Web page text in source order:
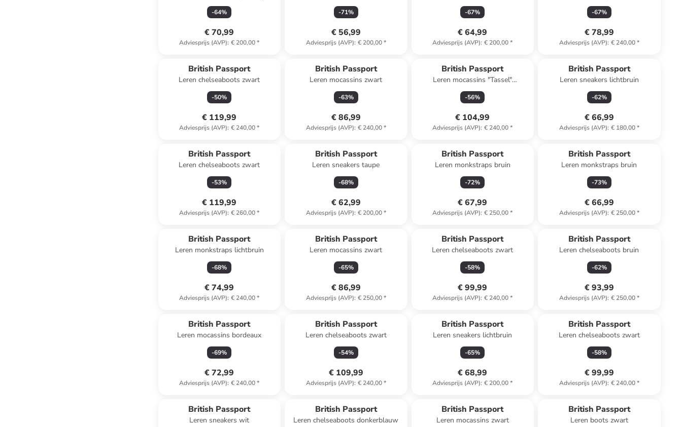
-64%
€ 70,99
Adviesprijs (AVP): € 200,00*
-71%
€ 56,99
Adviesprijs (AVP): € 200,00*
-67%
€ 64,99
Adviesprijs (AVP): € 200,00*
-67%
€ 78,99
Adviesprijs (AVP): € 240,00*
British Passport
Leren chelseaboots zwart
-50%
€ 119,99
Adviesprijs (AVP): € 240,00*
British Passport
Leren mocassins zwart
-63%
€ 86,99
Adviesprijs (AVP): € 240,00*
British Passport
Leren mocassins "Tassel"
donkerblauw
-56%
€ 104,99
Adviesprijs (AVP): € 240,00*
British Passport
Leren sneakers lichtbruin
-62%
€ 66,99
Adviesprijs (AVP): € 180,00*
British Passport
Leren chelseaboots zwart
-53%
€ 119,99
Adviesprijs (AVP): € 260,00*
British Passport
Leren sneakers taupe
-68%
€ 62,99
Adviesprijs (AVP): € 200,00*
British Passport
Leren monkstraps bruin
-72%
€ 67,99
Adviesprijs (AVP): € 250,00*
British Passport
Leren monkstraps bruin
-73%
€ 66,99
Adviesprijs (AVP): € 250,00*
British Passport
Leren monkstraps lichtbruin
-68%
€ 74,99
Adviesprijs (AVP): € 240,00*
British Passport
Leren mocassins zwart
-65%
€ 86,99
Adviesprijs (AVP): € 250,00*
British Passport
Leren chelseaboots zwart
-58%
€ 99,99
Adviesprijs (AVP): € 240,00*
British Passport
Leren chelseaboots bruin
-62%
€ 93,99
Adviesprijs (AVP): € 250,00*
British Passport
Leren mocassins bordeaux
-69%
€ 72,99
Adviesprijs (AVP): € 240,00*
British Passport
Leren chelseaboots zwart
-54%
€ 109,99
Adviesprijs (AVP): € 240,00*
British Passport
Leren sneakers lichtbruin
-65%
€ 68,99
Adviesprijs (AVP): € 200,00*
British Passport
Leren chelseaboots zwart
-58%
€ 99,99
Adviesprijs (AVP): € 240,00*
British Passport
Leren sneakers wit
British Passport
Leren chelseaboots donkerblauw
British Passport
Leren mocassins zwart
British Passport
Leren boots zwart